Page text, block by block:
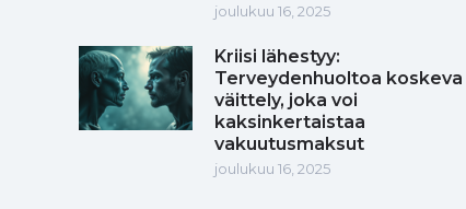
joulukuu 16, 2025
Kriisi lähestyy:
Terveydenhuoltoa koskeva
väittely, joka voi
kaksinkertaistaa
vakuutusmaksut
joulukuu 16, 2025